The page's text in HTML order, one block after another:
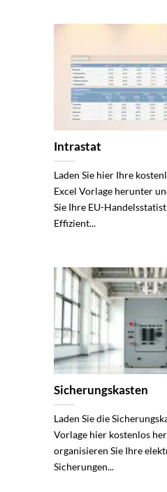
Intrastat
Laden Sie hier Ihre
Excel Vorlage herunter
Sie Ihre EU-
Effizient...
Sicherungskasten
Laden Sie die
Vorlage hier kostenlos
organisieren Sie Ihre
Sicherungen...